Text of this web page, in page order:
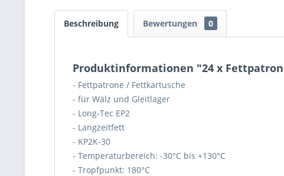
Beschreibung Bewertungen 0
Produktinformationen "24 x
- Fettpatrone / Fettkartusche
- für Wälz und Gleitlager
- Long-Tec EP2
- Langzeitfett
- KP2K-30
- Temperaturbereich: -30°C bis +130°C
- Tropfpunkt: 180°C